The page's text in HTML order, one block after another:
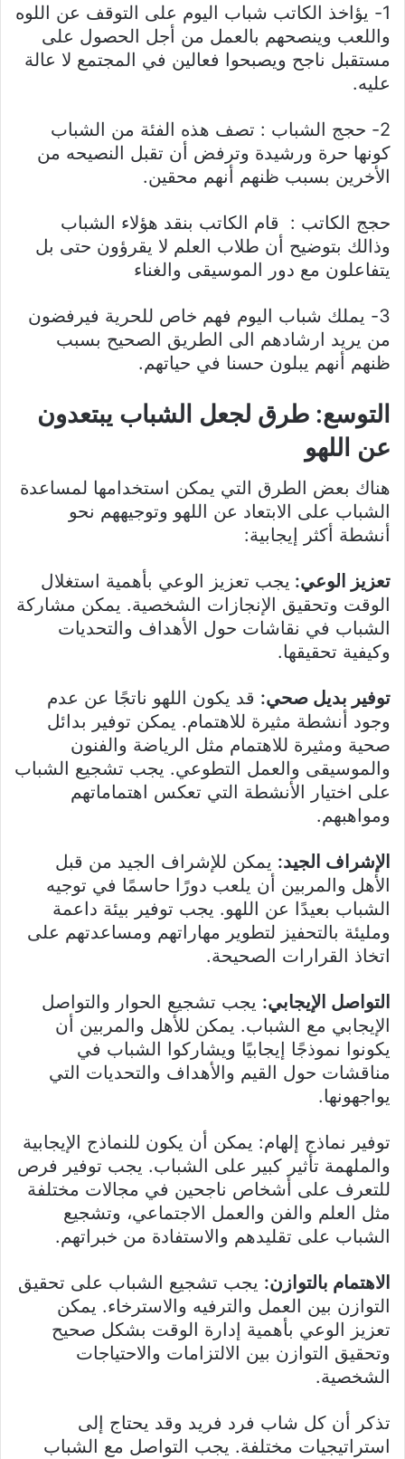
1- يؤاخذ الكاتب شباب اليوم على التوقف عن اللوه
واللعب وينصحهم بالعمل من أجل الحصول على
مستقبل ناجح ويصبحوا فعالين في المجتمع لا عالة
عليه.
2- حجج الشباب : تصف هذه الفئة من الشباب
كونها حرة ورشيدة وترفض أن تقبل النصيحه من
الأخرين بسبب ظنهم أنهم محقين.
حجج الكاتب : قام الكاتب بنقد هؤلاء الشباب
وذالك بتوضيح أن طلاب العلم لا يقرؤون حتى بل
يتفاعلون مع دور الموسيقى والغناء
3- يملك شباب اليوم فهم خاص للحرية فيرفضون
من يريد ارشادهم الى الطريق الصحيح بسبب
ظنهم أنهم يبلون حسنا في حياتهم.
التوسع: طرق لجعل الشباب يبتعدون
عن اللهو
هناك بعض الطرق التي يمكن استخدامها لمساعدة
الشباب على الابتعاد عن اللهو وتوجيههم نحو
أنشطة أكثر إيجابية:
تعزيز الوعي: يجب تعزيز الوعي بأهمية استغلال
الوقت وتحقيق الإنجازات الشخصية. يمكن مشاركة
الشباب في نقاشات حول الأهداف والتحديات
وكيفية تحقيقها.
توفير بديل صحي: قد يكون اللهو ناتجًا عن عدم
وجود أنشطة مثيرة للاهتمام. يمكن توفير بدائل
صحية ومثيرة للاهتمام مثل الرياضة والفنون
والموسيقى والعمل التطوعي. يجب تشجيع الشباب
على اختيار الأنشطة التي تعكس اهتماماتهم
ومواهبهم.
الإشراف الجيد: يمكن للإشراف الجيد من قبل
الأهل والمربين أن يلعب دورًا حاسمًا في توجيه
الشباب بعيدًا عن اللهو. يجب توفير بيئة داعمة
ومليئة بالتحفيز لتطوير مهاراتهم ومساعدتهم على
اتخاذ القرارات الصحيحة.
التواصل الإيجابي: يجب تشجيع الحوار والتواصل
الإيجابي مع الشباب. يمكن للأهل والمربين أن
يكونوا نموذجًا إيجابيًا ويشاركوا الشباب في
مناقشات حول القيم والأهداف والتحديات التي
يواجهونها.
توفير نماذج إلهام: يمكن أن يكون للنماذج الإيجابية
والملهمة تأثير كبير على الشباب. يجب توفير فرص
للتعرف على أشخاص ناجحين في مجالات مختلفة
مثل العلم والفن والعمل الاجتماعي، وتشجيع
الشباب على تقليدهم والاستفادة من خبراتهم.
الاهتمام بالتوازن: يجب تشجيع الشباب على تحقيق
التوازن بين العمل والترفيه والاسترخاء. يمكن
تعزيز الوعي بأهمية إدارة الوقت بشكل صحيح
وتحقيق التوازن بين الالتزامات والاحتياجات
الشخصية.
تذكر أن كل شاب فرد فريد وقد يحتاج إلى
استراتيجيات مختلفة. يجب التواصل مع الشباب